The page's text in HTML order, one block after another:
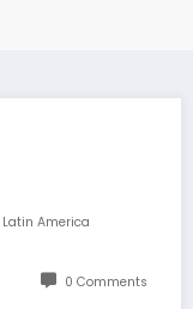
Latin America
0 Comments